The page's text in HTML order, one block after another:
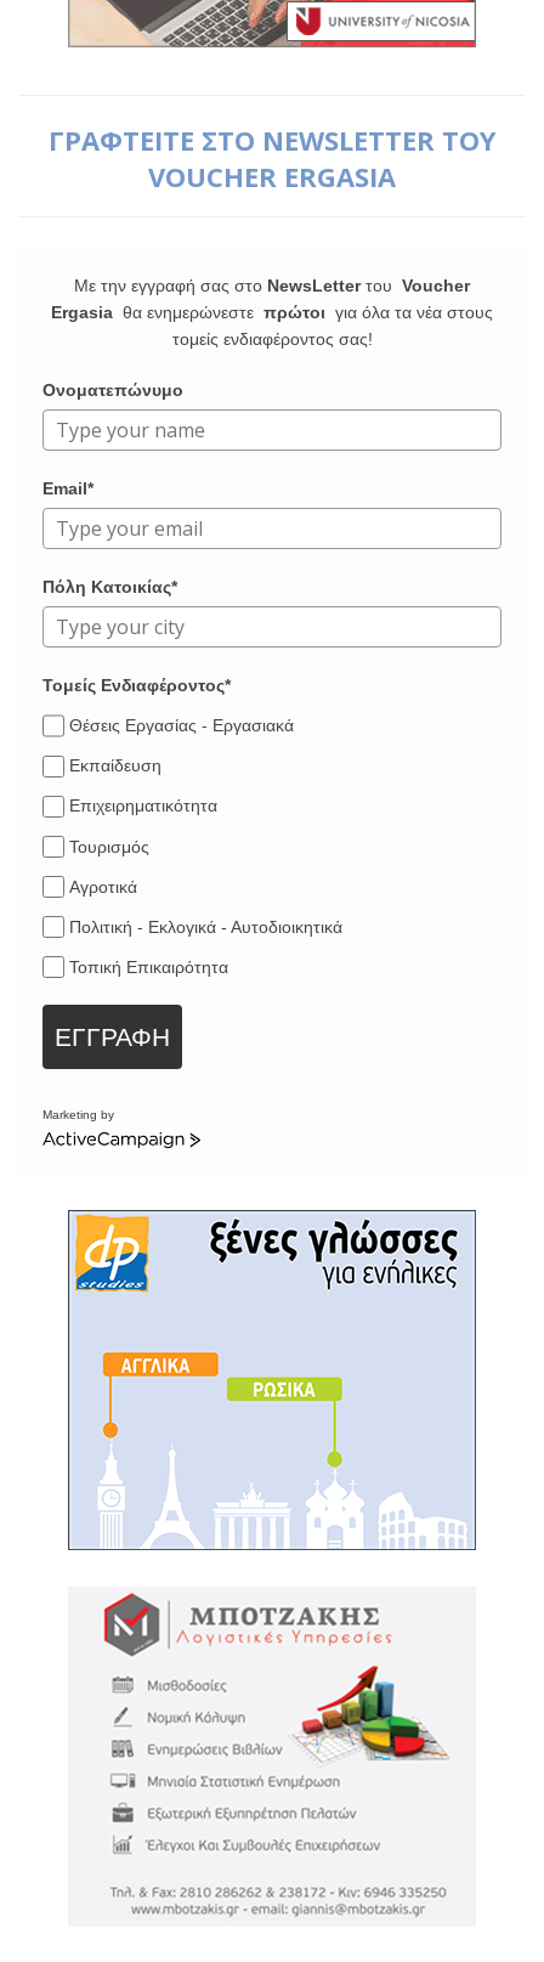
ΓΡΑΦΤΕΙΤΕ ΣΤΟ NEWSLETTER ΤΟΥ
VOUCHER ERGASIA
Με την εγγραφή σας στο NewsLetterτου Voucher
Ergasia θα ενημερώνεστε πρώτοι για όλα τα νέα στους
τομείς ενδιαφέροντος σας!
Ονοματεπώνυμο
Email*
Πόλη Κατοικίας*
Τομείς Ενδιαφέροντος*
Θέσεις Εργασίας - Εργασιακά
Εκπαίδευση
Επιχειρηματικότητα
Τουρισμός
Αγροτικά
Πολιτική - Εκλογικά - Αυτοδιοικητικά
Τοπική Επικαιρότητα
ΕΓΓΡΑΦΗ
Marketing by